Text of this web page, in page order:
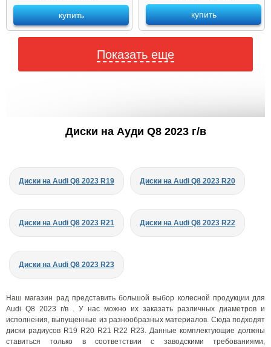
купить купить
Показать еще
Диски на Ауди Q8 2023 г/в
Диски на Audi Q8 2023 R19 Диски на Audi Q8 2023 R20
Диски на Audi Q8 2023 R21 Диски на Audi Q8 2023 R22
Диски на Audi Q8 2023 R23
Наш магазин рад представить большой выбор колесной продукции для
Audi Q8 2023 г/в . У нас можно их заказать различных диаметров и
исполнения, выпущенные из разнообразных материалов. Сюда подходят
диски радиусов R19 R20 R21 R22 R23. Данные комплектующие должны
ставиться только в соответствии с заводскими требованиями,